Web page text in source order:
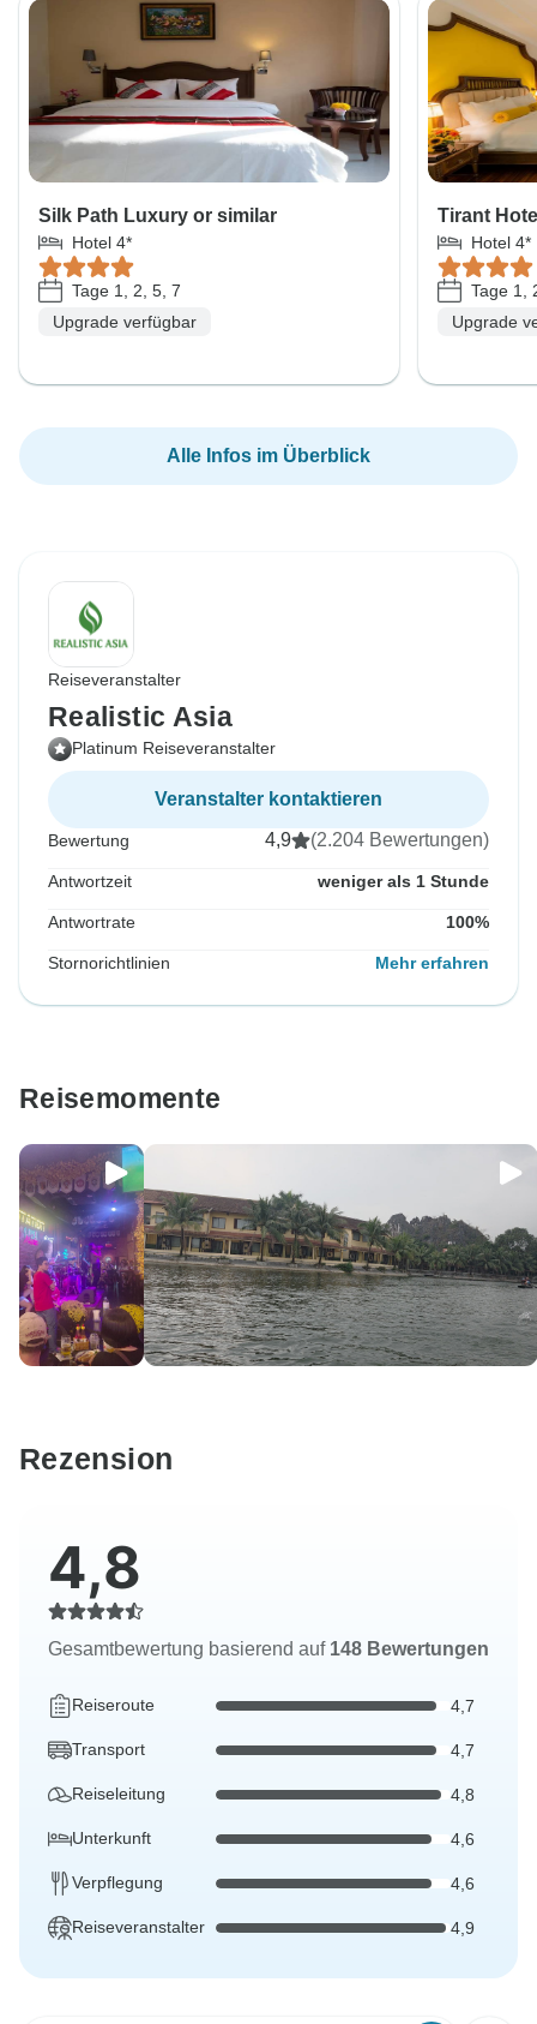
Silk Path Luxury or similar
Hotel 4*
Tage 1, 2, 5, 7
Upgrade verfügbar
Tirant
Hotel 4*
Tage 1,
Upgrade
Alle Infos im Überblick
Reiseveranstalter
Realistic Asia
Platinum Reiseveranstalter
Veranstalter kontaktieren
Bewertung 4,9 (2.204 Bewertungen)
Antwortzeit weniger als 1 Stunde
Antwortrate 100%
Stornorichtlinien Mehr erfahren
Reisemomente
Rezension
4,8
Gesamtbewertung basierend auf 148 Bewertungen
Reiseroute 4,7
Transport 4,7
Reiseleitung 4,8
Unterkunft 4,6
Verpflegung 4,6
Reiseveranstalter 4,9